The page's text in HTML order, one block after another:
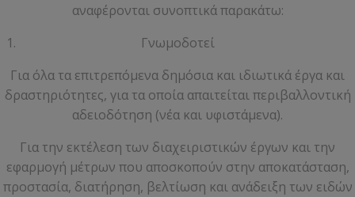
αναφέρονται συνοπτικά παρακάτω:
Γνωμοδοτεί
Για όλα τα επιτρεπόμενα δημόσια και ιδιωτικά έργα και
δραστηριότητες, για τα οποία απαιτείται περιβαλλοντική
αδειοδότηση (νέα και υφιστάμενα).
Για την εκτέλεση των διαχειριστικών έργων και την
εφαρμογή μέτρων που αποσκοπούν στην αποκατάσταση,
προστασία, διατήρηση, βελτίωση και ανάδειξη των ειδών